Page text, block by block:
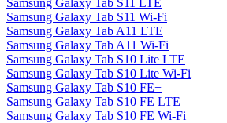
Samsung Galaxy Tab S11 LTE
Samsung Galaxy Tab S11 Wi-Fi
Samsung Galaxy Tab A11 LTE
Samsung Galaxy Tab A11 Wi-Fi
Samsung Galaxy Tab S10 Lite LTE
Samsung Galaxy Tab S10 Lite Wi-Fi
Samsung Galaxy Tab S10 FE+
Samsung Galaxy Tab S10 FE LTE
Samsung Galaxy Tab S10 FE Wi-Fi